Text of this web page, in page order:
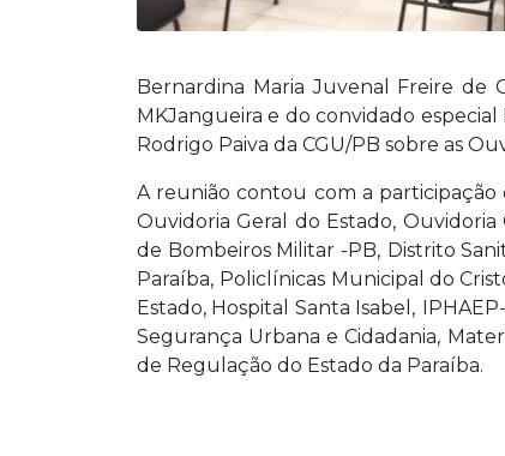
Bernardina Maria Juvenal Freire de
MKJangueira e do convidado
Rodrigo Paiva da CGU/PB sobre as
A reunião contou com a participação
Ouvidoria Geral do Estado, Ouvidoria
de Bombeiros Militar -PB, Distrito
Paraíba, Policlínicas Municipal do
Estado, Hospital Santa Isabel,
Segurança Urbana e Cidadania,
de Regulação do Estado da Paraíba.